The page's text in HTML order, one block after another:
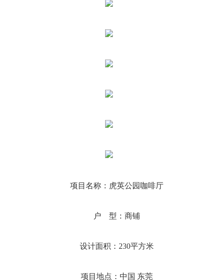
项目名称：虎英公园咖啡厅
户 型：商铺
设计面积：230平方米
项目地点：中国 东莞